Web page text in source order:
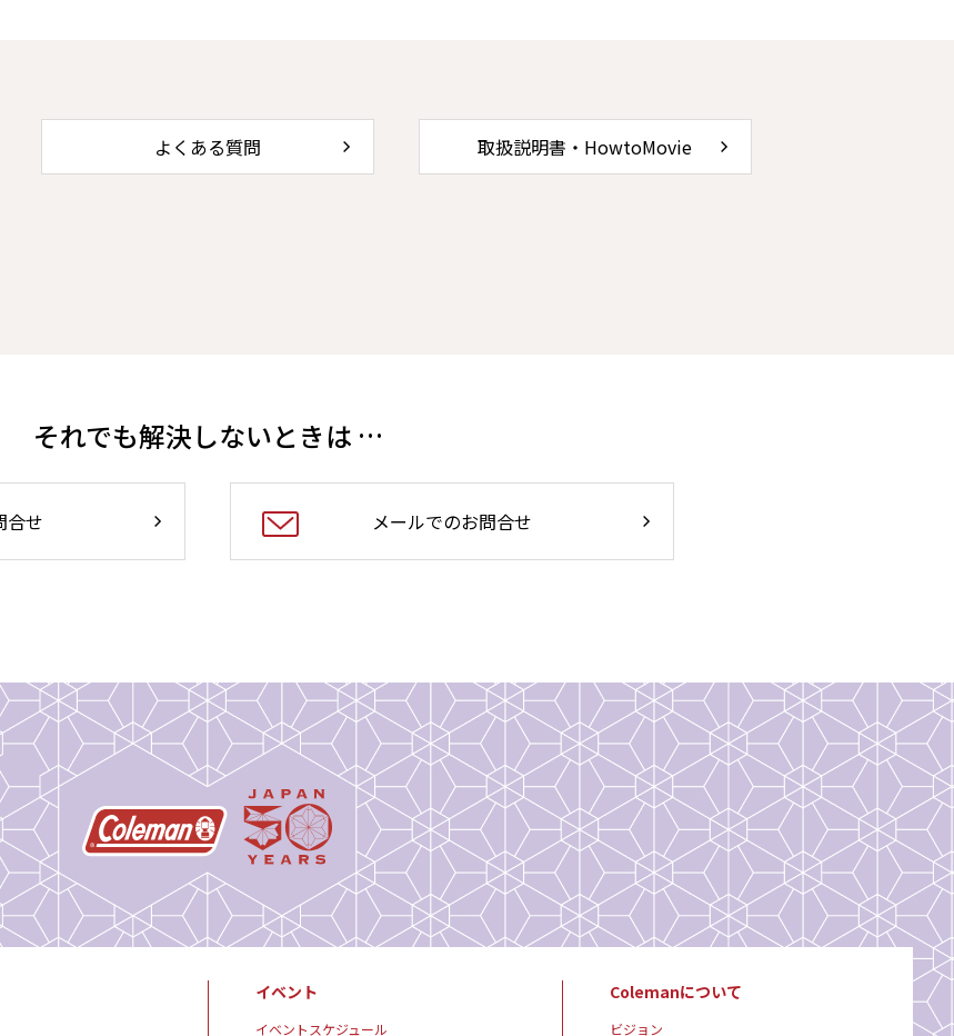
よくある質問 取扱説明書・HowtoMovie
それでも解決しないときは …
合せ メールでのお問合せ
イベント
イベントスケジュール
Colemanについて
ビジョン